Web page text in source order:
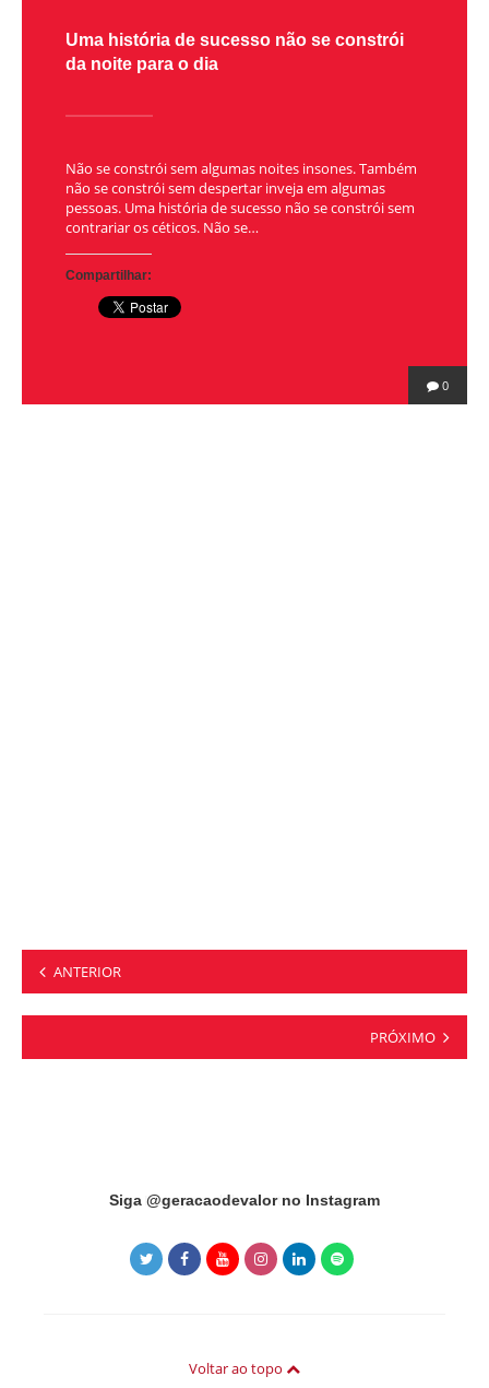
Uma história de sucesso não se constrói
da noite para o dia
Não se constrói sem algumas noites insones. Também
não se constrói sem despertar inveja em algumas
pessoas. Uma história de sucesso não se constrói sem
contrariar os céticos. Não se…
Compartilhar:
0
Navegação
por
posts
ANTERIOR
PRÓXIMO
Instagram did not return a 200.
Siga @geracaodevalor no Instagram
Voltar ao topo